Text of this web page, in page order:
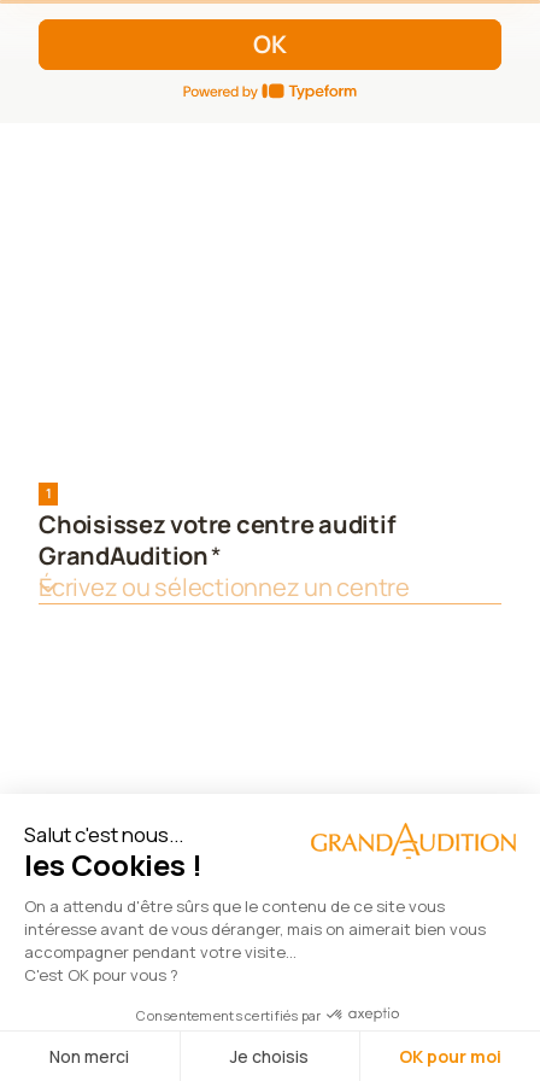
Salut c'est nous...
les Cookies !
On a attendu d'être sûrs que le contenu de ce site vous
intéresse avant de vous déranger, mais on aimerait bien vous
accompagner pendant votre visite...
C'est OK pour vous ?
Consentements certifiés par
Non merci Je choisis OK pour moi